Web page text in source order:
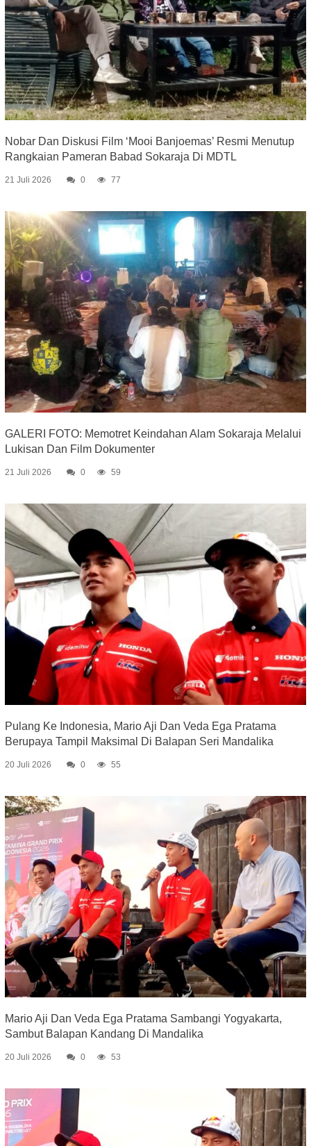
Nobar Dan Diskusi Film ‘Mooi Banjoemas’ Resmi Menutup
Rangkaian Pameran Babad Sokaraja Di MDTL
21 Juli 2026 0 77
GALERI FOTO: Memotret Keindahan Alam Sokaraja Melalui
Lukisan Dan Film Dokumenter
21 Juli 2026 0 59
Pulang Ke Indonesia, Mario Aji Dan Veda Ega Pratama
Berupaya Tampil Maksimal Di Balapan Seri Mandalika
20 Juli 2026 0 55
Mario Aji Dan Veda Ega Pratama Sambangi Yogyakarta,
Sambut Balapan Kandang Di Mandalika
20 Juli 2026 0 53